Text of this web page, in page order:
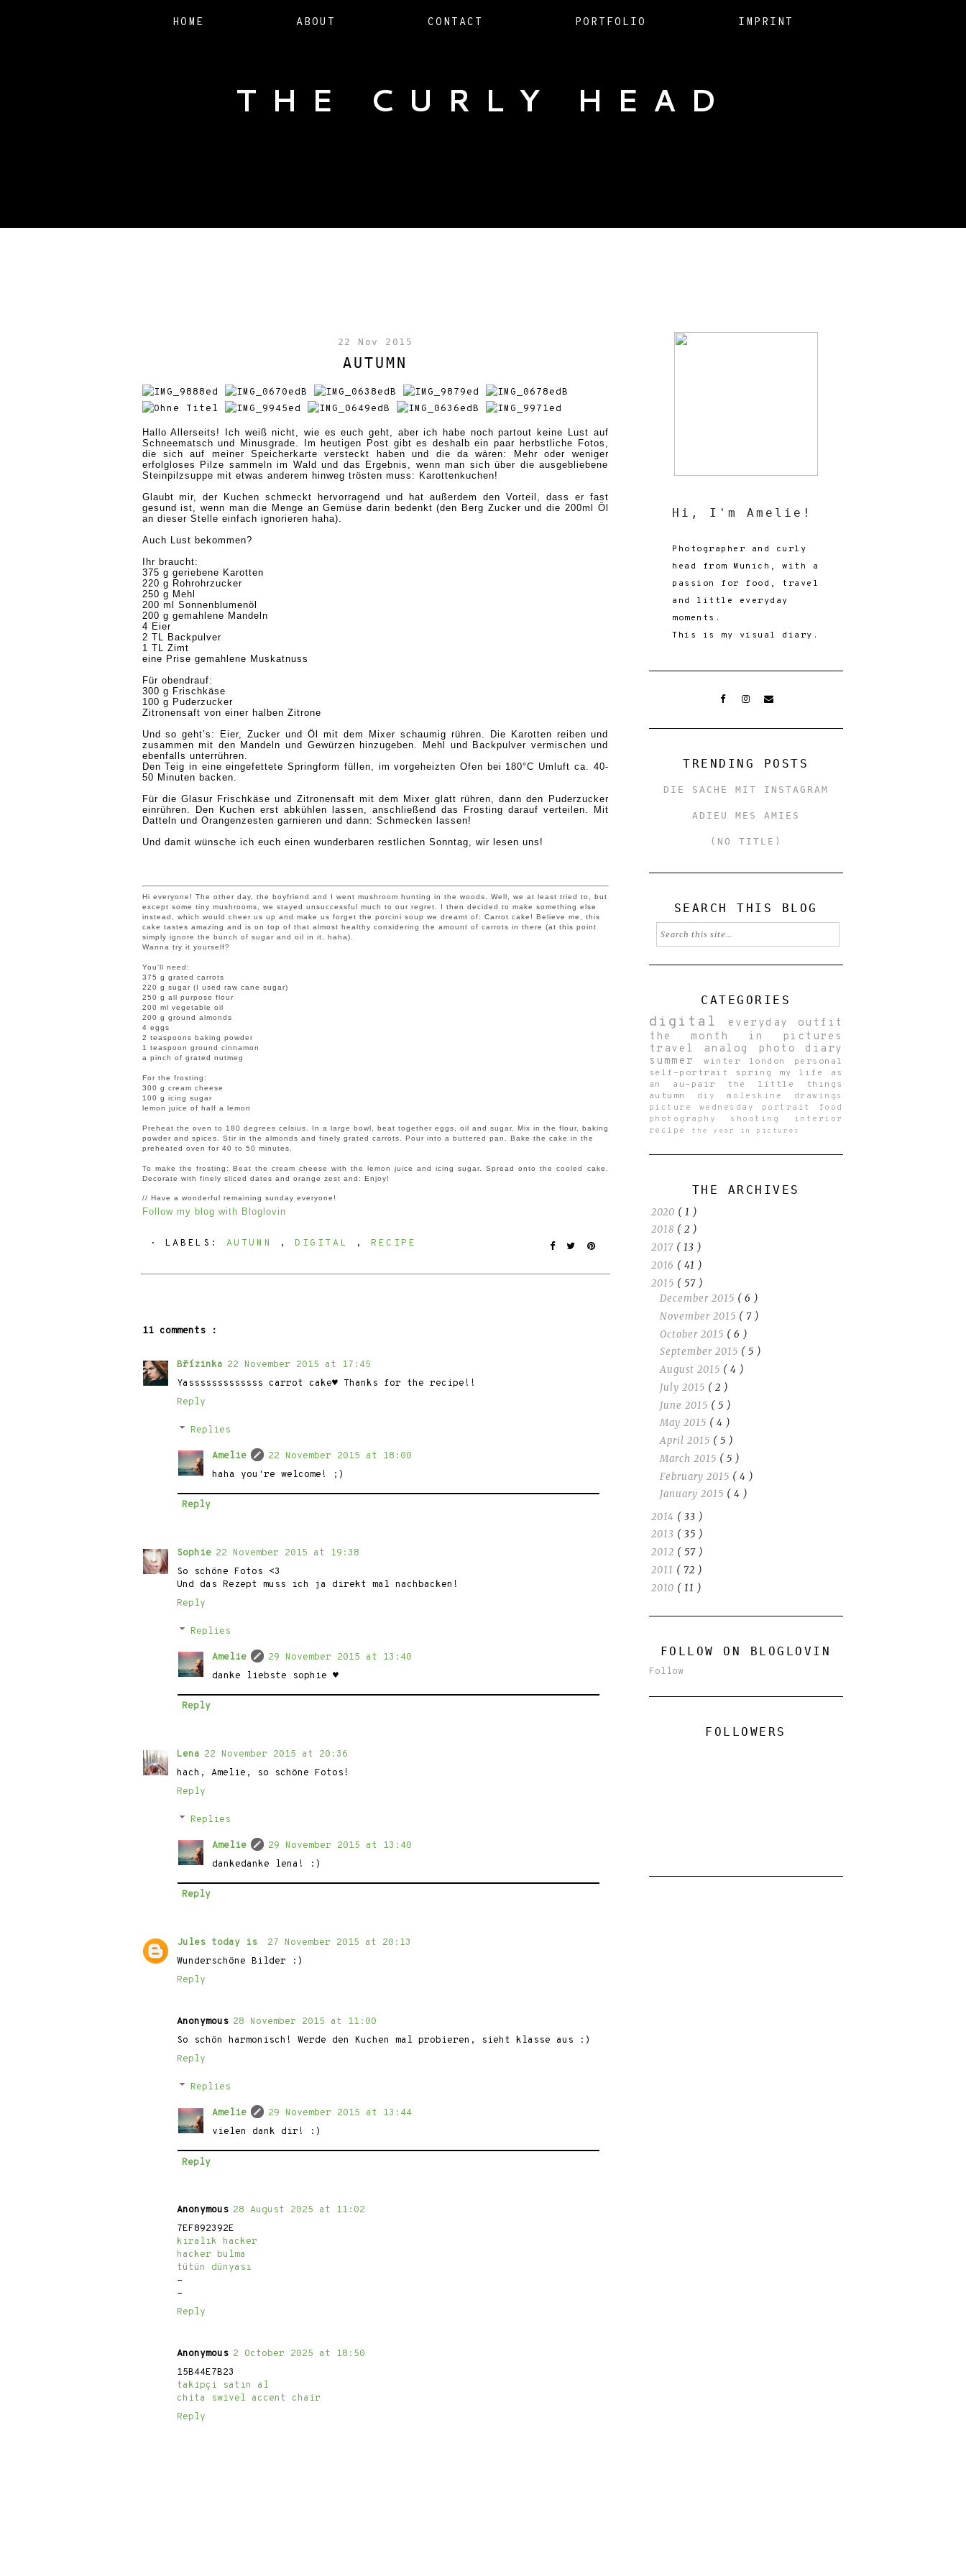
HOME ABOUT CONTACT PORTFOLIO IMPRINT
THE CURLY HEAD
22 Nov 2015
AUTUMN
Hallo Allerseits! Ich weiß nicht, wie es euch geht, aber ich habe noch partout keine Lust auf
Schneematsch und Minusgrade. Im heutigen Post gibt es deshalb ein paar herbstliche Fotos,
die sich auf meiner Speicherkarte versteckt haben und die da wären: Mehr oder weniger
erfolgloses Pilze sammeln im Wald und das Ergebnis, wenn man sich über die ausgebliebene
Steinpilzsuppe mit etwas anderem hinweg trösten muss: Karottenkuchen!
Glaubt mir, der Kuchen schmeckt hervorragend und hat außerdem den Vorteil, dass er fast
gesund ist
wenn man die Menge an Gemüse darin bedenkt (den Berg Zucker und die 200ml Öl
an dieser Stelle einfach ignorieren haha).
Auch Lust bekommen?
Ihr braucht:
375 g geriebene Karotten
220 g Rohrohrzucker
250 g Mehl
200 ml Sonnenblumenöl
200 g gemahlene Mandeln
4 Eier
2 TL Backpulver
1 TL Zimt
eine Prise gemahlene Muskatnuss
Für obendrauf:
300 g Frischkäse
100 g Puderzucker
Zitronensaft von einer halben Zitrone
Und so geht’s: Eier, Zucker und Öl mit dem Mixer schaumig rühren. Die Karotten reiben und
zusammen mit den Mandeln und Gewürzen hinzugeben. Mehl und Backpulver vermischen und
ebenfalls unterrühren.
Den Teig in eine eingefettete Springform füllen, im vorgeheizten Ofen bei 180°C Umluft ca. 40-
50 Minuten backen.
Für die Glasur Frischkäse und Zitronensaft mit dem Mixer glatt rühren, dann den Puderzucker
einrühren. Den Kuchen erst abkühlen lassen, anschließend das Frosting darauf verteilen. Mit
Datteln und Orangenzesten garnieren und dann: Schmecken lassen!
Und damit wünsche ich euch einen wunderbaren restlichen Sonntag, wir lesen uns!
Hi everyone! The other day, the boyfriend and I went mushroom hunting in the woods. Well, we at least tried to, but
except some tiny mushrooms, we stayed unsuccessful much to our regret. I then decided to make something else
instead, which would cheer us up and make us forget the porcini soup we dreamt of: Carrot cake! Believe me, this
cake tastes amazing and is on top of that almost healthy considering the amount of carrots in there (at this point
simply ignore the bunch of sugar and oil in it, haha).
Wanna try it yourself?
You'll need:
375 g grated carrots
220 g sugar (I used raw cane sugar)
250 g all purpose flour
200 ml vegetable oil
200 g ground almonds
4 eggs
2 teaspoons baking powder
1 teaspoon ground cinnamon
a pinch of grated nutmeg
For the frosting:
300 g cream cheese
100 g icing sugar
lemon juice of half a lemon
Preheat the oven to 180 degrees celsius. In a large bowl, beat together eggs, oil and sugar. Mix in the flour, baking
powderand spices. Stir in the almonds and finely grated carrots. Pour into a buttered pan. Bake the cake in the
preheated oven for 40 to 50 minutes.
To make the frosting: Beat the cream cheese with the lemon juice and icing sugar. Spread onto the cooled cake.
Decorate with finely sliced dates and orange zest and: Enjoy!
// Have a wonderful remaining sunday everyone!
Follow my blog with Bloglovin
⋅ LABELS: AUTUMN , DIGITAL , RECIPE
11 comments :
Břízinka 22 November 2015 at 17:45
Yasssssssssssss carrot cake♥ Thanks for the recipe!!
Reply
Replies
Amelie
22 November 2015 at 18:00
haha you're welcome! ;)
Reply
Sophie 22 November 2015 at 19:38
So schöne Fotos <3
Und das Rezept muss ich ja direkt mal nachbacken!
Reply
Replies
Amelie
29 November 2015 at 13:40
danke liebste sophie ♥
Reply
Lena 22 November 2015 at 20:36
hach, Amelie, so schöne Fotos!
Reply
Replies
Amelie
29 November 2015 at 13:40
dankedanke lena! :)
Reply
Jules today is
27 November 2015 at 20:13
Wunderschöne Bilder :)
Reply
Anonymous 28 November 2015 at 11:00
So schön harmonisch! Werde den Kuchen mal probieren, sieht klasse aus :)
Reply
Replies
Amelie
29 November 2015 at 13:44
vielen dank dir! :)
Reply
Anonymous 28 August 2025 at 11:02
7EF892392E
kiralık hacker
hacker bulma
tütün dünyası
-
-
Reply
Anonymous 2 October 2025 at 18:50
15B44E7B23
takipçi satın al
chita swivel accent chair
Reply
Hi, I'm Amelie!
Photographer and curly
head from Munich, with a
passion for food, travel
and little everyday
moments.
This is my visual diary.
TRENDING POSTS
DIE SACHE MIT INSTAGRAM
ADIEU MES AMIES
(NO TITLE)
SEARCH THIS BLOG
CATEGORIES
digital everyday outfit
the month in pictures
travel
analog
photo diary
summerwinter london personal
self-portrait spring my life as
an au-pair the little things
autumn
diy moleskine drawings
picture wednesday portrait
food
photography shooting
interior
recipe
the year in pictures
THE ARCHIVES
2020 ( 1 )
2018 ( 2 )
2017 ( 13 )
2016 ( 41 )
2015 ( 57 )
December 2015 ( 6 )
November 2015 ( 7 )
October 2015 ( 6 )
September 2015 ( 5 )
August 2015 ( 4 )
July 2015 ( 2 )
June 2015 ( 5 )
May 2015 ( 4 )
April 2015 ( 5 )
March 2015 ( 5 )
February 2015 ( 4 )
January 2015 ( 4 )
2014 ( 33 )
2013 ( 35 )
2012 ( 57 )
2011 ( 72 )
2010 ( 11 )
FOLLOW ON BLOGLOVIN
Follow
FOLLOWERS